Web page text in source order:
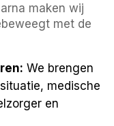
maken wij
met de
We brengen
medische
en